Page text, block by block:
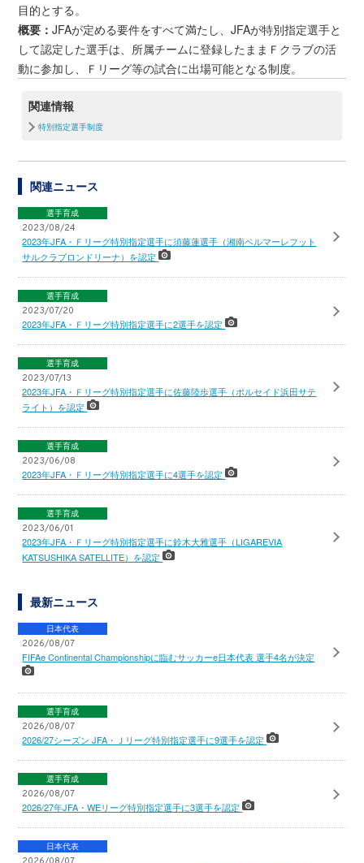
目的とする。
概要：JFAが定める要件をすべて満たし、JFAが特別指定選手と
して認定した選手は、所属チームに登録したままＦクラブの活
動に参加し、Ｆリーグ等の試合に出場可能となる制度。
関連情報
特別指定選手制度
関連ニュース
選手育成
2023/08/24
2023年JFA・Ｆリーグ特別指定選手に須藤蓮選手（湘南ベルマーレフット
サルクラブロンドリーナ）を認定
選手育成
2023/07/20
2023年JFA・Ｆリーグ特別指定選手に2選手を認定
選手育成
2023/07/13
2023年JFA・Ｆリーグ特別指定選手に佐藤陸歩選手（ポルセイド浜田サテ
ライト）を認定
選手育成
2023/06/08
2023年JFA・Ｆリーグ特別指定選手に4選手を認定
選手育成
2023/06/01
2023年JFA・Ｆリーグ特別指定選手に鈴木大雅選手（LIGAREVIA
KATSUSHIKA SATELLITE）を認定
最新ニュース
日本代表
2026/08/07
FIFAe Continental Championshipに臨むサッカーe日本代表 選手4名が決定
選手育成
2026/08/07
2026/27シーズン JFA・Ｊリーグ特別指定選手に9選手を認定
選手育成
2026/08/07
2026/27年JFA・WEリーグ特別指定選手に3選手を認定
日本代表